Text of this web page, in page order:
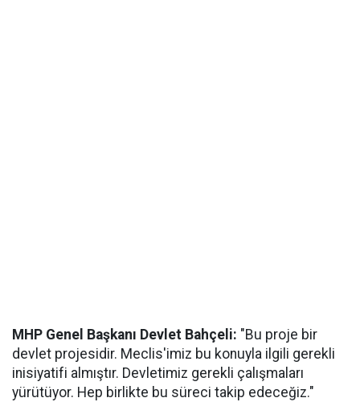
MHP Genel Başkanı Devlet Bahçeli: "Bu proje bir
devlet projesidir. Meclis'imiz bu konuyla ilgili gerekli
inisiyatifi almıştır. Devletimiz gerekli çalışmaları
yürütüyor. Hep birlikte bu süreci takip edeceğiz."